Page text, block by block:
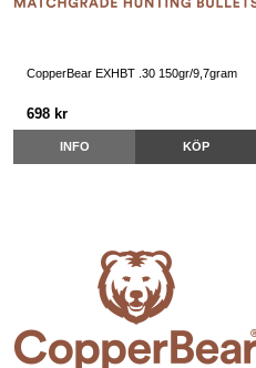
CopperBear EXHBT .30 150gr/9,7gram
698 kr
INFO KÖP